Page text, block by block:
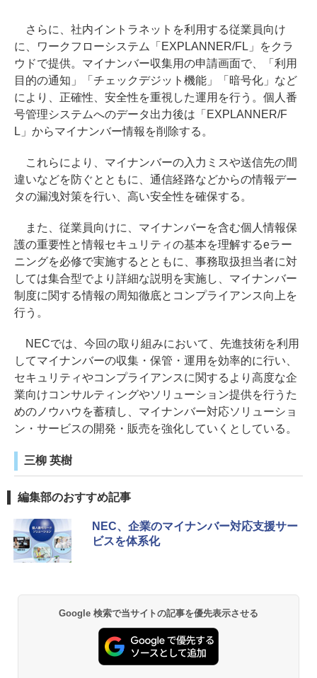
さらに、社内イントラネットを利用する従業員向け
に、ワークフローシステム「EXPLANNER/FL」をクラ
ウドで提供。マイナンバー収集用の申請画面で、「利用
目的の通知」「チェックデジット機能」「暗号化」など
により、正確性、安全性を重視した運用を行う。個人番
号管理システムへのデータ出力後は「EXPLANNER/F
L」からマイナンバー情報を削除する。
これらにより、マイナンバーの入力ミスや送信先の間
違いなどを防ぐとともに、通信経路などからの情報デー
タの漏洩対策を行い、高い安全性を確保する。
また、従業員向けに、マイナンバーを含む個人情報保
護の重要性と情報セキュリティの基本を理解するeラー
ニングを必修で実施するとともに、事務取扱担当者に対
しては集合型でより詳細な説明を実施し、マイナンバー
制度に関する情報の周知徹底とコンプライアンス向上を
行う。
NECでは、今回の取り組みにおいて、先進技術を利用
してマイナンバーの収集・保管・運用を効率的に行い、
セキュリティやコンプライアンスに関するより高度な企
業向けコンサルティングやソリューション提供を行うた
めのノウハウを蓄積し、マイナンバー対応ソリューショ
ン・サービスの開発・販売を強化していくとしている。
三柳 英樹
編集部のおすすめ記事
NEC、企業のマイナンバー対応支援サー
ビスを体系化
Google 検索で当サイトの記事を優先表示させる